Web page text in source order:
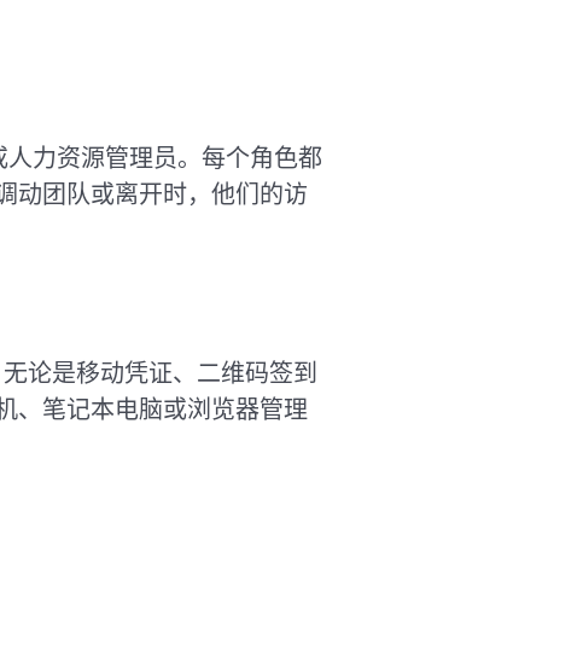
力资源管理员。每个角色都
动团队或离开时，他们的访
论是移动凭证、二维码签到
、笔记本电脑或浏览器管理